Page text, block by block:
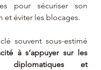
pour sécuriser son
et éviter les blocages.
souvent sous-estimé
à s’appuyer sur les
diplomatiques et